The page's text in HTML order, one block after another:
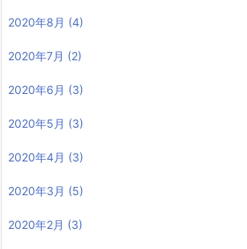
2020年8月 (4)
2020年7月 (2)
2020年6月 (3)
2020年5月 (3)
2020年4月 (3)
2020年3月 (5)
2020年2月 (3)